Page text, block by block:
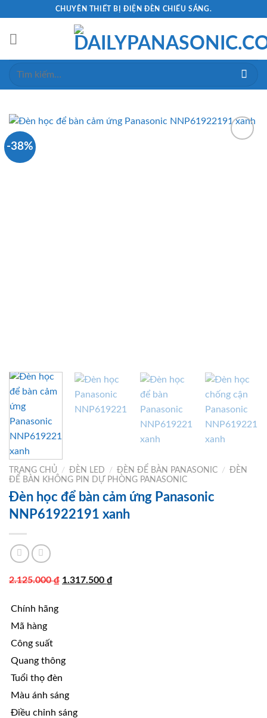
content
CHUYÊN THIẾT BỊ ĐIỆN ĐÈN CHIẾU SÁNG.
Tìm
-38%
TRANG CHỦ / ĐÈN LED / ĐÈN ĐỂ BÀN PANASONIC /
ĐÈN
ĐỂ BÀN KHÔNG PIN DỰ PHÒNG PANASONIC
Đèn học để bàn cảm ứng Panasonic
NNP61922191 xanh
2.125.000₫ Giá
1.317.500 ₫Giá
Chính hãng
Mã hàng
Công suất
Quang thông
Tuổi thọ đèn
Màu ánh sáng
Điều chỉnh sáng